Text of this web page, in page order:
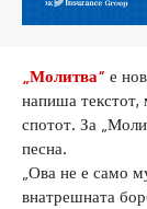
„Молитва“ е
напиша текстот,
спотот. За
песна.
„Ова не е само
внатрешната